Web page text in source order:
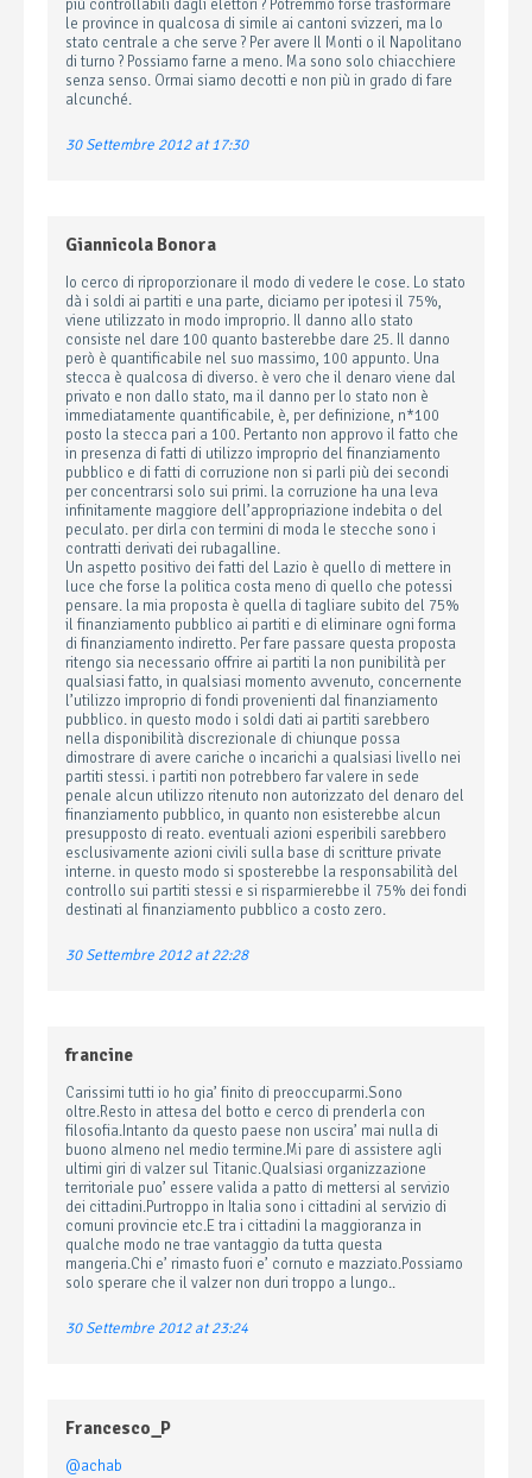
più controllabili dagli elettori ? Potremmo forse trasformare
le province in qualcosa di simile ai cantoni svizzeri, ma lo
stato centrale a che serve ? Per avere Il Monti o il Napolitano
di turno ? Possiamo farne a meno. Ma sono solo chiacchiere
senza senso. Ormai siamo decotti e non più in grado di fare
alcunché.
30 Settembre 2012 at 17:30
Giannicola Bonora
Io cerco di riproporzionare il modo di vedere le cose. Lo stato
dà i soldi ai partiti e una parte, diciamo per ipotesi il 75%,
viene utilizzato in modo improprio. Il danno allo stato
consiste nel dare 100 quanto basterebbe dare 25. Il danno
però è quantificabile nel suo massimo, 100 appunto. Una
stecca è qualcosa di diverso. è vero che il denaro viene dal
privato e non dallo stato, ma il danno per lo stato non è
immediatamente quantificabile, è, per definizione, n*100
posto la stecca pari a 100. Pertanto non approvo il fatto che
in presenza di fatti di utilizzo improprio del finanziamento
pubblico e di fatti di corruzione non si parli più dei secondi
per concentrarsi solo sui primi. la corruzione ha una leva
infinitamente maggiore dell’appropriazione indebita o del
peculato. per dirla con termini di moda le stecche sono i
contratti derivati dei rubagalline.
Un aspetto positivo dei fatti del Lazio è quello di mettere in
luce che forse la politica costa meno di quello che potessi
pensare. la mia proposta è quella di tagliare subito del 75%
il finanziamento pubblico ai partiti e di eliminare ogni forma
di finanziamento indiretto. Per fare passare questa proposta
ritengo sia necessario offrire ai partiti la non punibilità per
qualsiasi fatto, in qualsiasi momento avvenuto, concernente
l’utilizzo improprio di fondi provenienti dal finanziamento
pubblico. in questo modo i soldi dati ai partiti sarebbero
nella disponibilità discrezionale di chiunque possa
dimostrare di avere cariche o incarichi a qualsiasi livello nei
partiti stessi. i partiti non potrebbero far valere in sede
penale alcun utilizzo ritenuto non autorizzato del denaro del
finanziamento pubblico, in quanto non esisterebbe alcun
presupposto di reato. eventuali azioni esperibili sarebbero
esclusivamente azioni civili sulla base di scritture private
interne. in questo modo si sposterebbe la responsabilità del
controllo sui partiti stessi e si risparmierebbe il 75% dei fondi
destinati al finanziamento pubblico a costo zero.
30 Settembre 2012 at 22:28
francine
Carissimi tutti io ho gia’ finito di preoccuparmi.Sono
oltre.Resto in attesa del botto e cerco di prenderla con
filosofia.Intanto da questo paese non uscira’ mai nulla di
buono almeno nel medio termine.Mi pare di assistere agli
ultimi giri di valzer sul Titanic.Qualsiasi organizzazione
territoriale puo’ essere valida a patto di mettersi al servizio
dei cittadini.Purtroppo in Italia sono i cittadini al servizio di
comuni provincie etc.E tra i cittadini la maggioranza in
qualche modo ne trae vantaggio da tutta questa
mangeria.Chi e’ rimasto fuori e’ cornuto e mazziato.Possiamo
solo sperare che il valzer non duri troppo a lungo..
30 Settembre 2012 at 23:24
Francesco_P
@achab